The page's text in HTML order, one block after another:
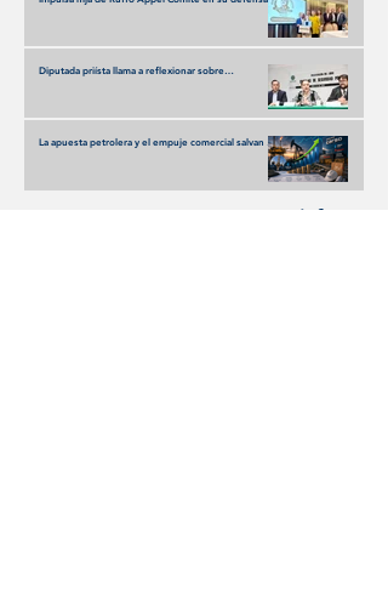
Diputada priísta llama a reflexionar sobre
La apuesta petrolera y el empuje comercial salvan el
Disfruta